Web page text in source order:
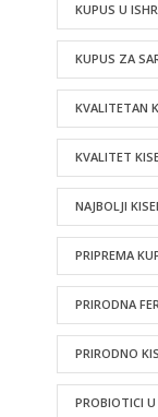
KUPUS U
KUPUS ZA
KVALITETAN
KVALITET
NAJBOLJI
PRIPREMA
PRIRODNA
PRIRODNO
PROBIOTICI